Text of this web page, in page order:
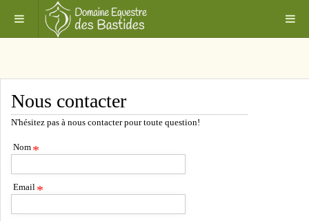
Nous contacter
N'hésitez pas à nous contacter pour toute question!
Nom *
Email *